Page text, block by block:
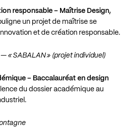
responsable – Maîtrise Design,
un projet de maîtrise se
et de création responsable.
« SABALAN » (projet individuel)
– Baccalauréat en design
du dossier académique au